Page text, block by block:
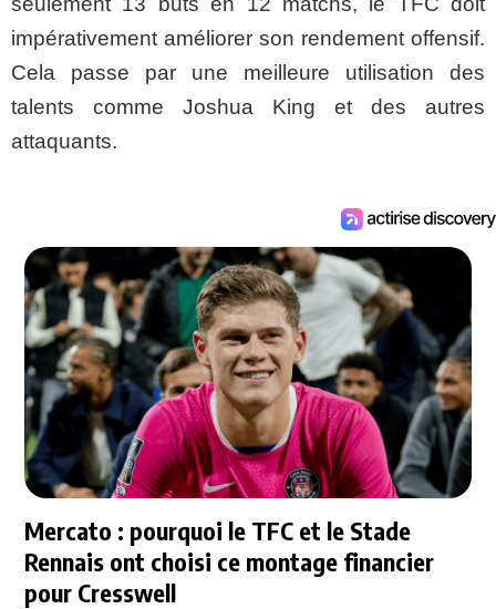
impérativement améliorer son rendement offensif.
Cela passe par une meilleure utilisation des
talents comme Joshua King et des autres
attaquants.
Mercato : pourquoi le TFC et le Stade
Rennais ont choisi ce montage financier
pour Cresswell